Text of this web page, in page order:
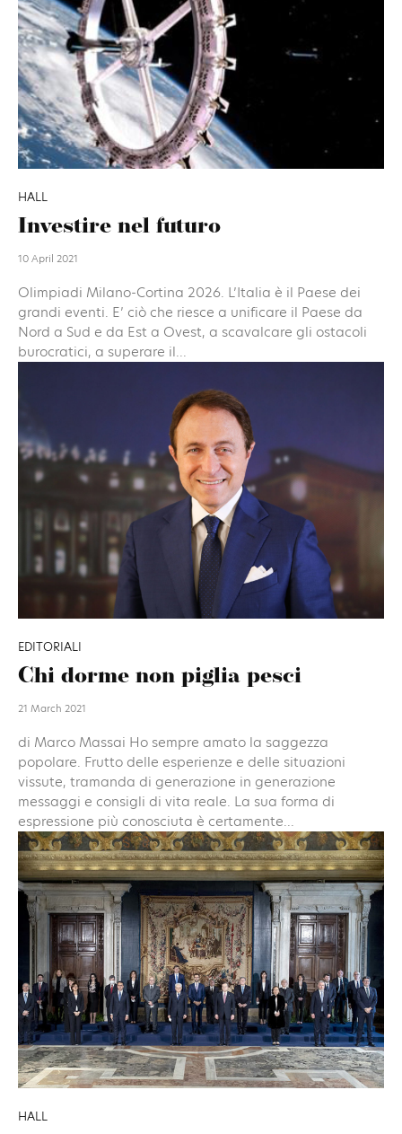
HALL
Investire nel futuro
10 April 2021
Olimpiadi Milano-Cortina 2026. L’Italia è il Paese dei
grandi eventi. E’ ciò che riesce a unificare il Paese da
Nord a Sud e da Est a Ovest, a scavalcare gli ostacoli
burocratici, a superare il...
EDITORIALI
Chi dorme non piglia pesci
21 March 2021
di Marco Massai Ho sempre amato la saggezza
popolare. Frutto delle esperienze e delle situazioni
vissute, tramanda di generazione in generazione
messaggi e consigli di vita reale. La sua forma di
espressione più conosciuta è certamente...
HALL